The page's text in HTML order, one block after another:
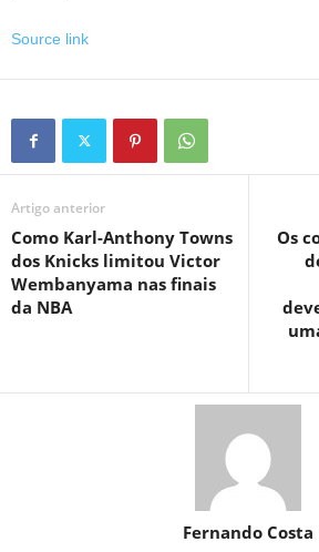
Source link
Artigo anterior
Como Karl-Anthony Towns
dos Knicks limitou Victor
Wembanyama nas finais
da NBA
Os
Fernando Costa